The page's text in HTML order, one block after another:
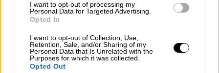
I want to opt-out of processing my
Personal Data for Targeted Advertising.
Opted In
I want to opt-out of Collection, Use,
Retention, Sale, and/or Sharing of my
Personal Data that Is Unrelated with the
Purposes for which it was collected.
Opted Out
4 κουταλιές της σούπας βούτυρο
ο χυμός 2 λεμονιών
2 κουταλάκια του γλυκού κορν
φλάουρ
αλάτι, πιπέρι